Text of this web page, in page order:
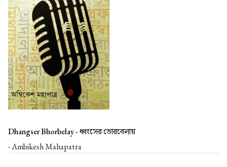
Dhangser Bhorbelay -ধ্বংসের ভোরবেলায়
- Ambikesh Mahapatra